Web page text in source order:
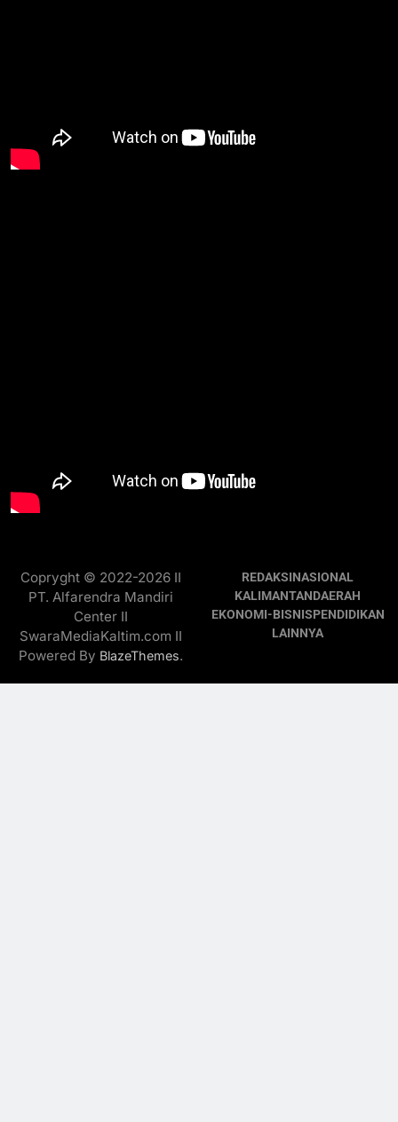
Copryght © 2022-2026 II
PT. Alfarendra Mandiri
Center II
SwaraMediaKaltim.com II
Powered By BlazeThemes.
REDAKSINASIONAL
KALIMANTANDAERAH
EKONOMI-BISNISPENDIDIKAN
LAINNYA